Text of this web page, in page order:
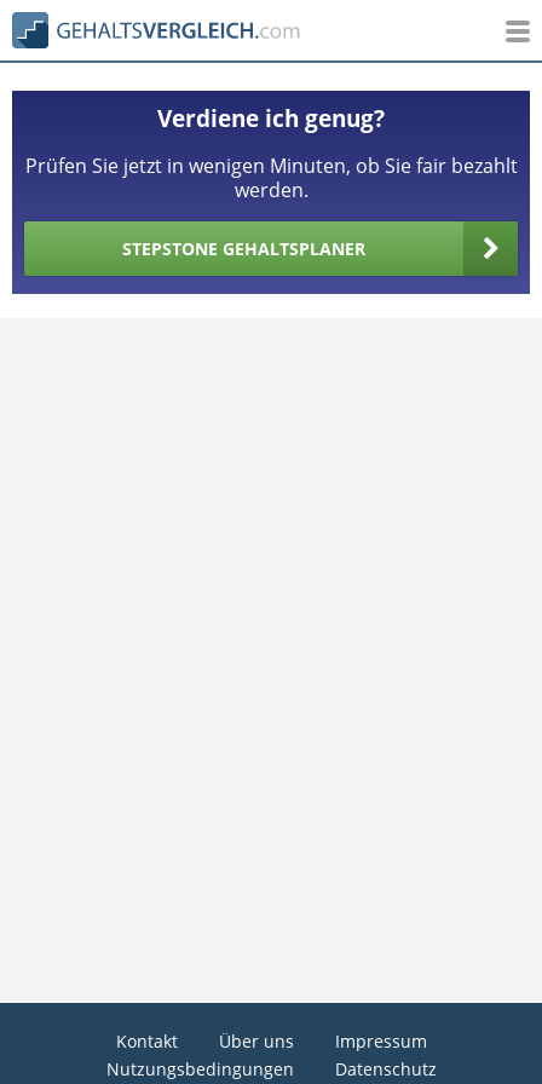
Verdiene ich genug?
Prüfen Sie jetzt in wenigen Minuten, ob Sie fair bezahlt
werden.
STEPSTONE GEHALTSPLANER
Kontakt Über uns
Impressum
Nutzungsbedingungen
Datenschutz